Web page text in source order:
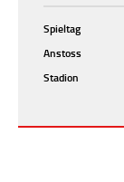
Spieltag
Anstoss
Stadion